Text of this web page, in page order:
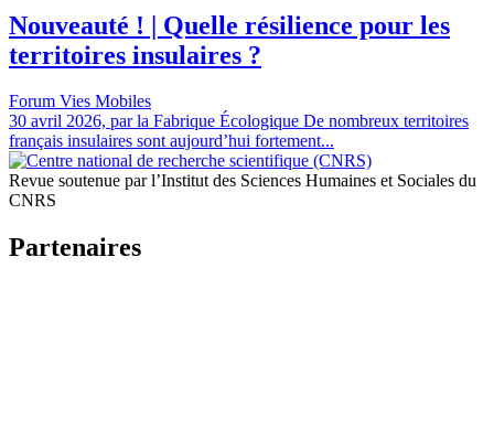
Nouveauté ! | Quelle résilience pour les
territoires insulaires ?
Forum Vies Mobiles
30 avril 2026, par la Fabrique Écologique De nombreux territoires
français insulaires sont aujourd’hui fortement...
Revue soutenue par l’Institut des Sciences Humaines et Sociales du
CNRS
Partenaires